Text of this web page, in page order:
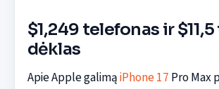
$1,249 telefonas ir
dėklas
Apie Apple galimąiPhone 17 Pro Max